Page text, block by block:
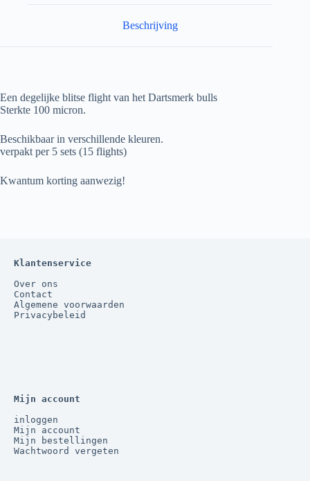
Beschrijving
Een degelijke blitse flight van het Dartsmerk bulls
Sterkte 100 micron.
Beschikbaar in verschillende kleuren.
verpakt per 5 sets (15 flights)
Kwantum korting aanwezig!
Klantenservice
Over ons
Contact
Algemene voorwaarden
Privacybeleid
Mijn account
inloggen
Mijn account
Mijn bestellingen
Wachtwoord vergeten